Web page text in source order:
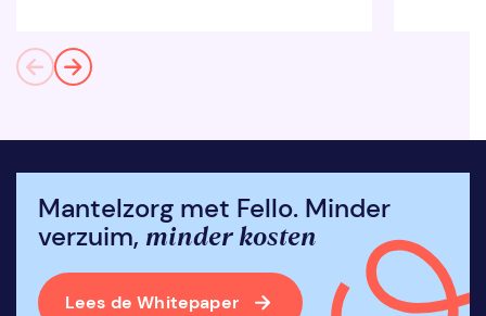
Mantelzorg met Fello. Minder
verzuim, minder kosten
Lees de Whitepaper